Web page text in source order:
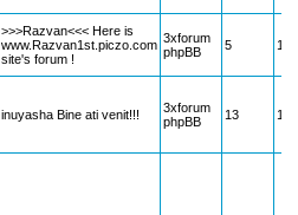
>>>Razvan<<< Here is
www.Razvan1st.piczo.com
site's forum !
3xforum
phpBB
5 17
inuyasha Bine ati venit!!!
3xforum
phpBB
13 17